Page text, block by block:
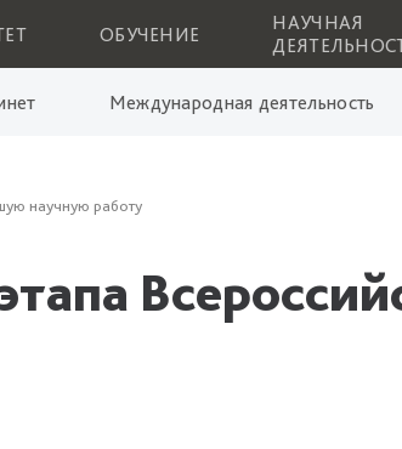
ОБУЧЕНИЕ
НАУЧНАЯ
Международная деятельность
научную работу